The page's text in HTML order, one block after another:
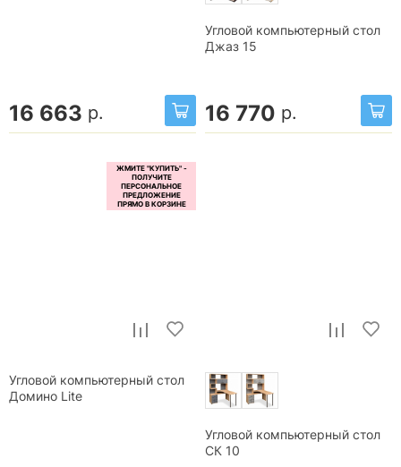
16 663 р.
Угловой компьютерный стол
Джаз 15
16 770 р.
Угловой компьютерный стол
Домино Lite
Угловой компьютерный стол
СК 10